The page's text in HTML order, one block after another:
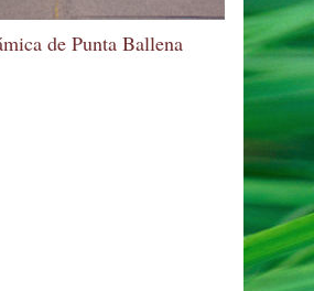
de Punta Ballena